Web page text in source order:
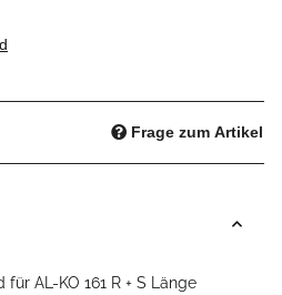
Frage zum Artikel
AL-KO 161 R + S Länge